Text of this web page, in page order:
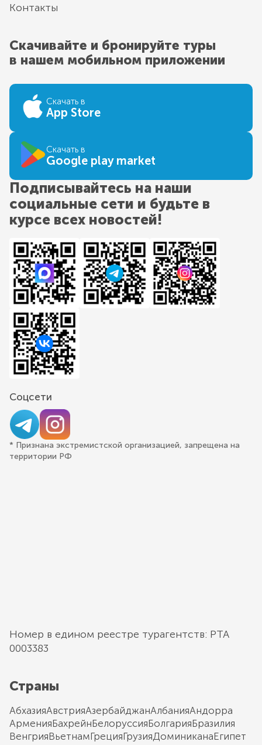
Контакты
Скачивайте и бронируйте туры
в нашем мобильном приложении
Скачать в
App Store
Скачать в
Google play market
Подписывайтесь на наши
социальные сети и будьте в
курсе всех новостей!
Соцсети
* Признана экстремистской организацией, запрещена на
территории РФ
Номер в едином реестре турагентств: РТА
0003383
Страны
АбхазияАвстрияАзербайджанАлбанияАндорра
АрменияБахрейнБелоруссияБолгарияБразилия
ВенгрияВьетнамГрецияГрузияДоминиканаЕгипет